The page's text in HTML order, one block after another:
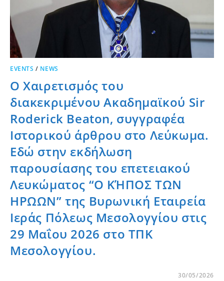
EVENTS / NEWS
Ο Χαιρετισμός του
διακεκριμένου Ακαδημαϊκού Sir
Roderick Beaton, συγγραφέα
Ιστορικού άρθρου στο Λεύκωμα.
Εδώ στην εκδήλωση
παρουσίασης του επετειακού
Λευκώματος “Ο ΚΉΠΟΣ ΤΩΝ
ΗΡΩΩΝ” της Βυρωνική Εταιρεία
Ιεράς Πόλεως Μεσολογγίου στις
29 Μαΐου 2026 στο ΤΠΚ
Μεσολογγίου.
30/05/2026